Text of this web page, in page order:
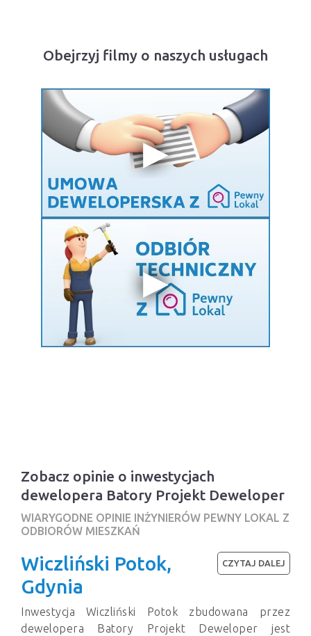
Obejrzyj filmy o naszych usługach
Zobacz opinie o inwestycjach
dewelopera Batory Projekt Deweloper
WIARYGODNE OPINIE INŻYNIERÓW PEWNY LOKAL Z
ODBIORÓW MIESZKAŃ
Wiczliński Potok,
Gdynia
Inwestycja Wiczliński Potok zbudowana przez
dewelopera Batory Projekt Deweloper jest
CZYTAJ DALEJ